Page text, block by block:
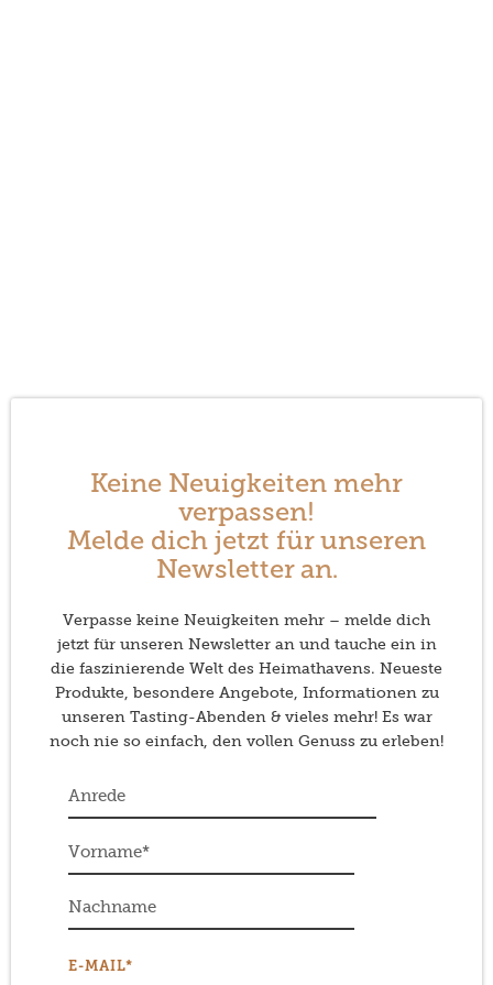
Keine Neuigkeiten mehr
verpassen!
Melde dich jetzt für unseren
Newsletter an.
Verpasse keine Neuigkeiten mehr – melde dich
jetzt für unseren Newsletter an und tauche ein in
die faszinierende Welt des Heimathavens. Neueste
Produkte, besondere Angebote, Informationen zu
unseren Tasting-Abenden & vieles mehr! Es war
noch nie so einfach, den vollen Genuss zu erleben!
E-MAIL*